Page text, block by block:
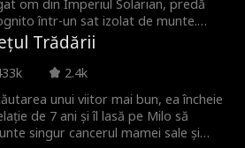
ei extrem de loială, Serena, ea își
destinul și se răzbună.
om din Imperiul Solarian, predă
într-un sat izolat de munte.
ce pedepsește un elev răsfățat —
e chiar fiul Vanessei, logodnica
ei —, Vanessa dă buzna și o
în public. Abia mai târziu află
biata profesoară pe care a
o este singura fiică a magnatului.
regretul vine prea târziu.
Trădării
2.4k
unui viitor mai bun, ea încheie
de 7 ani și îl lasă pe Milo să
singur cancerul mamei sale și